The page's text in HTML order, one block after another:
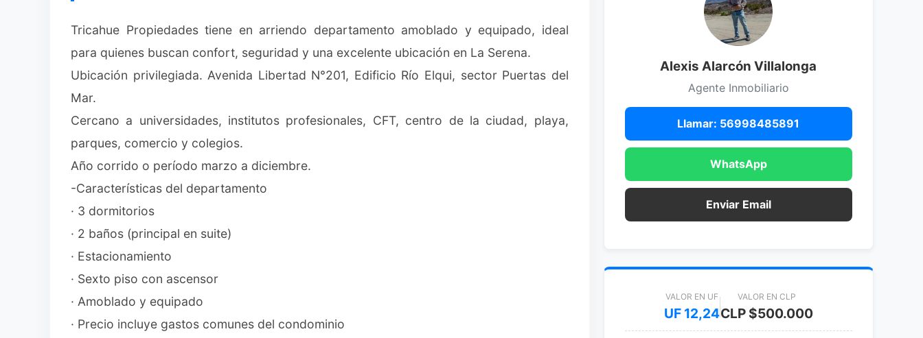
Tricahue Propiedades tiene en arriendo departamento amoblado y equipado, ideal
para quienes buscan confort, seguridad y una excelente ubicación en La Serena.
Ubicación privilegiada. Avenida Libertad N°201, Edificio Río Elqui, sector Puertas del
Mar.
Cercano a universidades, institutos profesionales, CFT, centro de la ciudad, playa,
parques, comercio y colegios.
Año corrido o período marzo a diciembre.
-Características del departamento
· 3 dormitorios
· 2 baños (principal en suite)
· Estacionamiento
· Sexto piso con ascensor
· Amoblado y equipado
· Precio incluye gastos comunes del condominio
Alexis Alarcón Villalonga
Agente Inmobiliario
Llamar: 56998485891
WhatsApp
Enviar Email
VALOR EN UF
UF 12,24
VALOR EN CLP
CLP $500.000